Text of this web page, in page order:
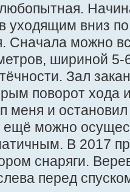
уходящим вниз
Сначала можно
шириной
Зал
поворот хода
меня и остановил
ещё можно
В 2017
снаряги.
перед